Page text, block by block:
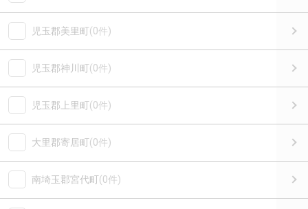
児玉郡美里町(0件)
児玉郡神川町(0件)
児玉郡上里町(0件)
大里郡寄居町(0件)
南埼玉郡宮代町(0件)